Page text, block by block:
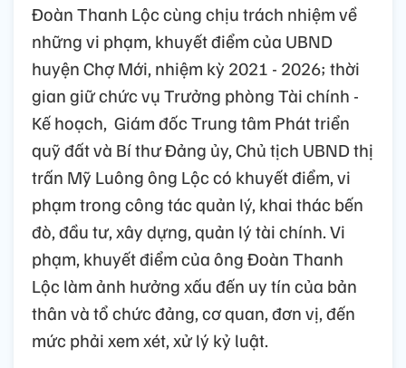
Đoàn Thanh Lộc cùng chịu trách nhiệm về
những vi phạm, khuyết điểm của UBND
huyện Chợ Mới, nhiệm kỳ 2021 - 2026; thời
gian giữ chức vụ Trưởng phòng Tài chính -
Kế hoạch, Giám đốc Trung tâm Phát triển
quỹ đất và Bí thư Đảng ủy, Chủ tịch UBND thị
trấn Mỹ Luông ông Lộc có khuyết điểm, vi
phạm trong công tác quản lý, khai thác bến
đò, đầu tư, xây dựng, quản lý tài chính.Vi
phạm, khuyết điểm của ông Đoàn Thanh
Lộc làm ảnh hưởng xấu đến uy tín của bản
thân và tổ chức đảng, cơ quan, đơn vị, đến
mức phải xem xét, xử lý kỷ luật.